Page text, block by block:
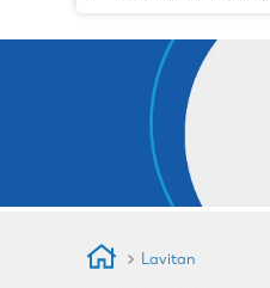
Medicamentos
Dermocosméticos
Mãe e Filho
Higiene & Beleza
Conveniência
Lavitan